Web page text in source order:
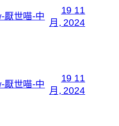
厭世喵-中
19 11
月, 2024
厭世喵-中
19 11
月, 2024